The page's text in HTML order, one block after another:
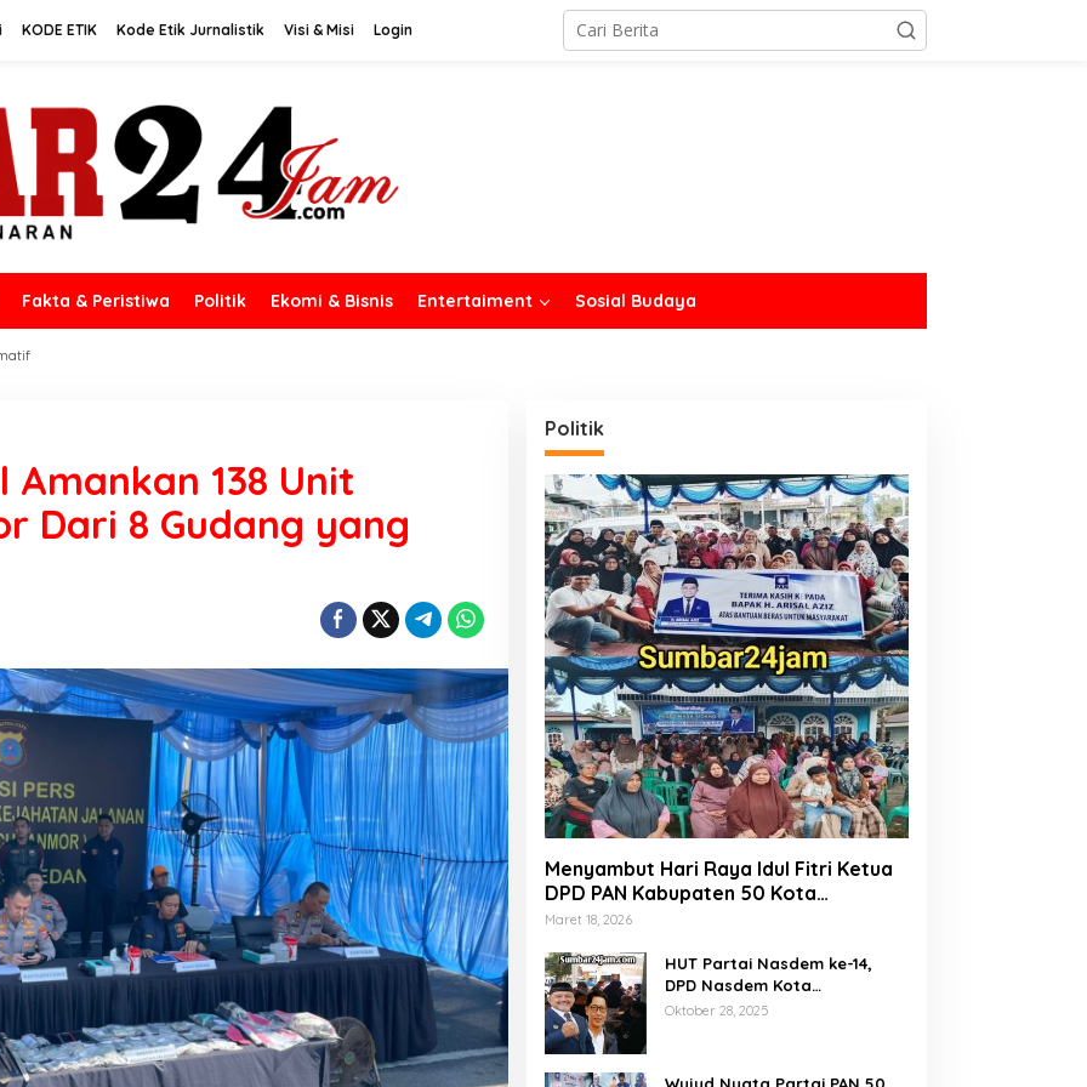
KODE ETIK Kode Etik Jurnalistik Visi & Misi Login
Fakta & Peristiwa Politik Ekomi & Bisnis Entertaiment Sosial Budaya
Amankan 138 Unit
Dari 8 Gudang yang
Politik
Menyambut Hari Raya Idul Fitri Ketua
DPD PAN Kabupaten 50 Kota
Marsanova Andesra, Salurkan Empat
Miskin
Maret 18, 2026
HUT Partai Nasdem ke-14,
DPD Nasdem Kota
Payakumbuh Gelar Donor
Oktober 28, 2025